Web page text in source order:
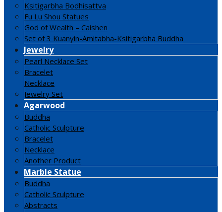
Ksitigarbha Bodhisattva
Fu Lu Shou Statues
God of Wealth – Caishen
Set of 3 Kuanyin-Amitabha-Ksitigarbha Buddha
Jewelry
Pearl Necklace Set
Bracelet
Necklace
Jewelry Set
Agarwood
Buddha
Catholic Sculpture
Bracelet
Necklace
Another Product
Marble Statue
Buddha
Catholic Sculpture
Abstracts